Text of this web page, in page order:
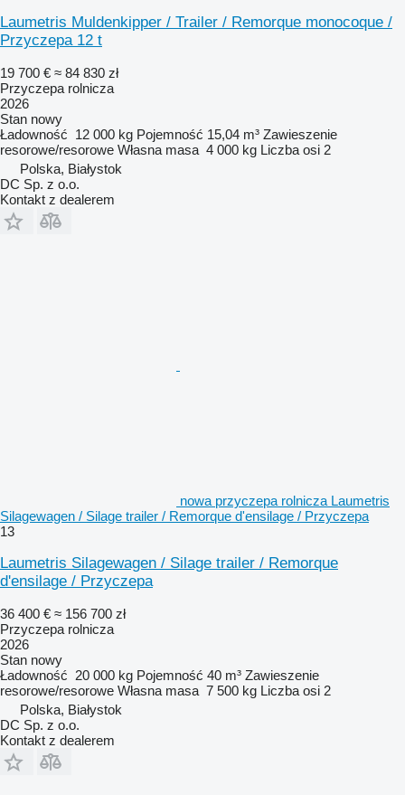
Laumetris Muldenkipper / Trailer / Remorque monocoque /
Przyczepa 12 t
19 700 € ≈ 84 830 zł
Przyczepa rolnicza
2026
Stan nowy
Ładowność 12 000 kg Pojemność 15,04 m³ Zawieszenie
resorowe/resorowe Własna masa 4 000 kg Liczba osi 2
Polska, Białystok
DC Sp. z o.o.
Kontakt z dealerem
nowa przyczepa rolnicza Laumetris
Silagewagen / Silage trailer / Remorque d'ensilage / Przyczepa
13
Laumetris Silagewagen / Silage trailer / Remorque
d'ensilage / Przyczepa
36 400 € ≈ 156 700 zł
Przyczepa rolnicza
2026
Stan nowy
Ładowność 20 000 kg Pojemność 40 m³ Zawieszenie
resorowe/resorowe Własna masa 7 500 kg Liczba osi 2
Polska, Białystok
DC Sp. z o.o.
Kontakt z dealerem